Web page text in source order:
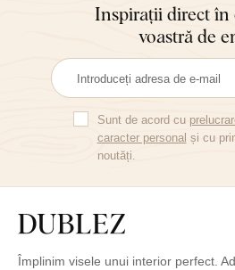
Inspirații direct în
voastră de
Sunt de acord cu
caracter personal și cu
noutăți.
Împlinim visele unui interior perfect.